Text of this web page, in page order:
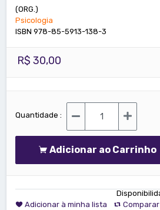
(ORG.)
Psicologia
ISBN 978-85-5913-138-3
R$ 30,00
Quantidade :
Adicionar ao Carrinho
Adicionar à minha lista Comparar